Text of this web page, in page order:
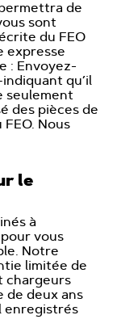
de
sont
du FEO
expresse
: Envoyez-
qu’il
seulement
des pièces de
Nous
le
à
vous
Notre
limitée de
chargeurs
de deux ans
enregistrés